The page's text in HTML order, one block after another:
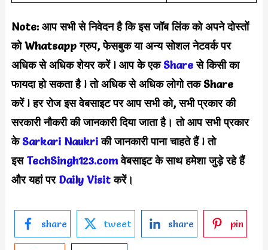
Note: आप सभी से निवेदन है कि इस जॉब लिंक को अपने दोस्तों
को Whatsapp ग्रुप, फेसबुक या अन्य सोशल नेटवर्क पर
अधिक से अधिक शेयर करेंl आप के एकShareसे किसी का
फायदा हो सकता है lतो अधिक से अधिक लोगो तक Share
करें lहर रोज इस वेबसाइट पर आप सभी को, सभी प्रकार की
सरकारी नौकरी की जानकारी दिया जाता है। तो आप सभी प्रकार
केSarkari Naukriकी जानकारी पाना चाहते हैंlतो
इसTechSingh123.comवेबसाइट के साथ हमेशा जुड़े रहे हैं
और यहां परDaily Visitकरें।
share tweet share pin